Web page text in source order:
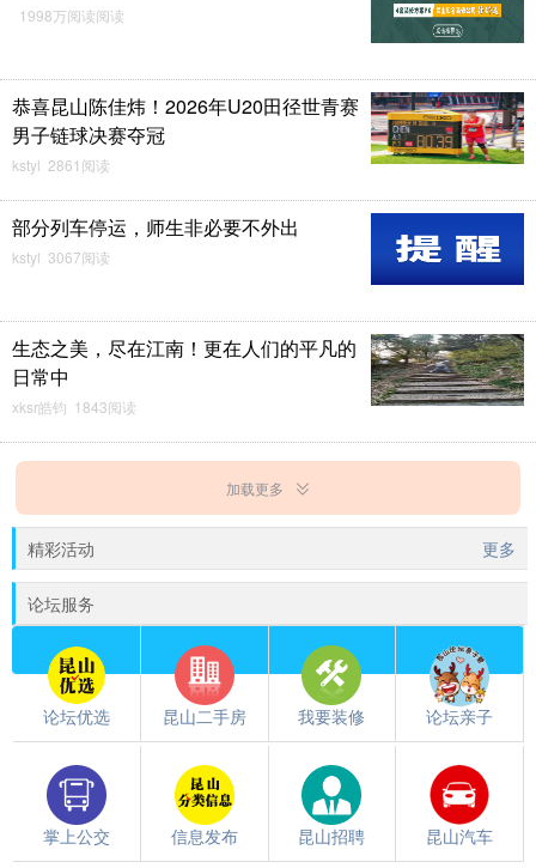
1998万阅读阅读
恭喜昆山陈佳炜！2026年U20田径世青赛
男子链球决赛夺冠
kstyl 2861阅读
部分列车停运，师生非必要不外出
kstyl 3067阅读
生态之美，尽在江南！更在人们的平凡的
日常中
xksr皓钧 1843阅读
加载更多
精彩活动 更多
论坛服务
论坛优选 昆山二手房 我要装修 论坛亲子
掌上公交 信息发布 昆山招聘 昆山汽车